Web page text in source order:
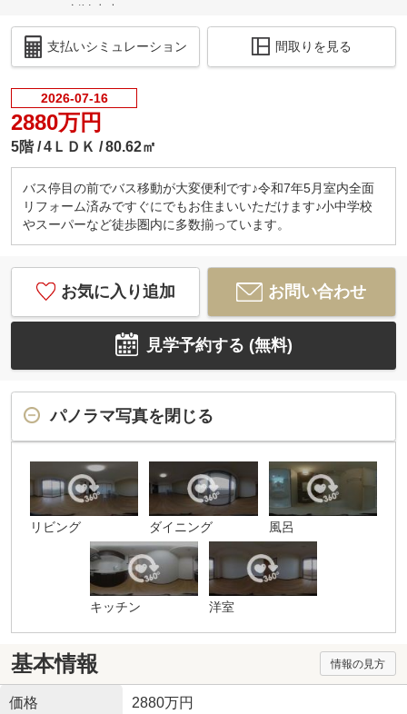
だけます♪
支払いシミュレーション 間取りを見る
2026-07-16
2880万円
5階 4ＬＤＫ 80.62㎡
バス停目の前でバス移動が大変便利です♪令和7年5月室内全面
リフォーム済みですぐにでもお住まいいただけます♪小中学校
やスーパーなど徒歩圏内に多数揃っています。
お気に入り追加 お問い合わせ
見学予約する (無料)
パノラマ写真を閉じる
リビング ダイニング 風呂
キッチン 洋室
基本情報 情報の見方
価格 2880万円